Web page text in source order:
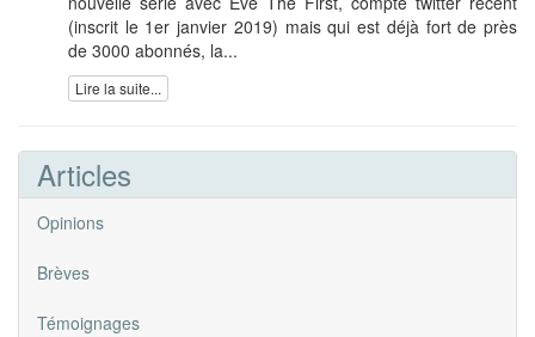
(inscrit le 1er janvier 2019) mais qui est déjà fort de près
de 3000 abonnés, la...
Lire la suite...
Articles
Opinions
Brèves
Témoignages